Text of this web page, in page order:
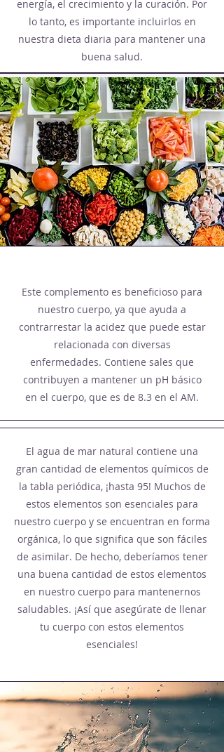
energía, el crecimiento y la curación. Por
lo tanto, es importante incluirlos en
nuestra dieta diaria para mantener una
buena salud.
Este complemento es beneficioso para
nuestro cuerpo, ya que ayuda a
contrarrestar la acidez que puede estar
relacionada con diversas
enfermedades. Contiene sales que
contribuyen a mantener un pH básico
en el cuerpo, que es de 8.3 en el AM.
El agua de mar natural contiene una
gran cantidad de elementos químicos de
la tabla periódica, ¡hasta 95! Muchos de
estos elementos son esenciales para
nuestro cuerpo y se encuentran en forma
orgánica, lo que significa que son fáciles
de asimilar. De hecho, deberíamos tener
una buena cantidad de estos elementos
en nuestro cuerpo para mantenernos
saludables. ¡Así que asegúrate de llenar
tu cuerpo con estos elementos
esenciales!